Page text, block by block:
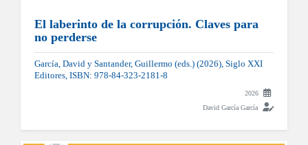
El laberinto de la corrupción. Claves para
no perderse
García, David y Santander, Guillermo (eds.) (2026), Siglo XXI
Editores, ISBN: 978-84-323-2181-8
2026
David García García